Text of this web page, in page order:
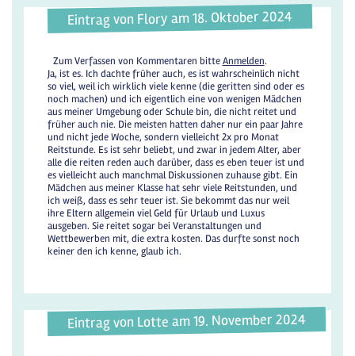
Eintrag von Flory am 18. Oktober 2024
Zum Verfassen von Kommentaren bitteAnmelden.
Ja, ist es. Ich dachte früher auch, es ist wahrscheinlich nicht
so viel, weil ich wirklich viele kenne (die geritten sind oder es
noch machen) und ich eigentlich eine von wenigen Mädchen
aus meiner Umgebung oder Schule bin, die nicht reitet und
früher auch nie. Die meisten hatten daher nur ein paar Jahre
und nicht jede Woche, sondern vielleicht 2x pro Monat
Reitstunde. Es ist sehr beliebt, und zwar in jedem Alter, aber
alle die reiten reden auch darüber, dass es eben teuer ist und
es vielleicht auch manchmal Diskussionen zuhause gibt. Ein
Mädchen aus meiner Klasse hat sehr viele Reitstunden, und
ich weiß, dass es sehr teuer ist. Sie bekommt das nur weil
ihre Eltern allgemein viel Geld für Urlaub und Luxus
ausgeben. Sie reitet sogar bei Veranstaltungen und
Wettbewerben mit, die extra kosten. Das durfte sonst noch
keiner den ich kenne, glaub ich.
Eintrag von Lotte am 19. November 2024